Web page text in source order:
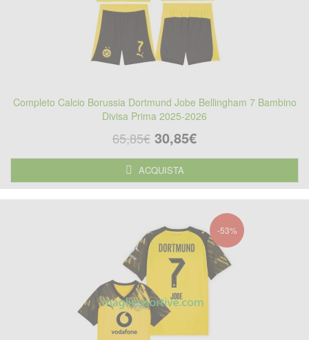
Completo Calcio Borussia Dortmund Jobe Bellingham 7 Bambino
Divisa Prima 2025-2026
65,85€ 30,85€
ACQUISTA
-53%